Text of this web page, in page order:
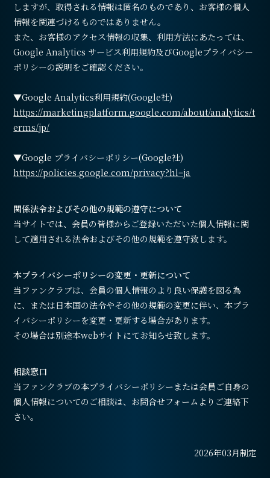
しますが、取得される情報は匿名のものであり、お客様の個人
情報を関連づけるものではありません。
また、お客様のアクセス情報の収集、利用方法にあたっては、
Google Analytics サービス利用規約及びGoogleプライバシー
ポリシーの説明をご確認ください。
▼Google Analytics利用規約(Google社)
https://marketingplatform.google.com/about/analytics/t
erms/jp/
▼Google プライバシーポリシー(Google社)
https://policies.google.com/privacy?hl=ja
関係法令およびその他の規範の遵守について
当サイトでは、会員の皆様からご登録いただいた個人情報に関
して適用される法令およびその他の規範を遵守致します。
本プライバシーポリシーの変更・更新について
当ファンクラブは、会員の個人情報のより良い保護を図る為
に、または日本国の法令やその他の規範の変更に伴い、本プラ
イバシーポリシーを変更・更新する場合があります。
その場合は別途本webサイトにてお知らせ致します。
相談窓口
当ファンクラブの本プライバシーポリシーまたは会員ご自身の
個人情報についてのご相談は、お問合せフォームよりご連絡下
さい。
2026年03月制定